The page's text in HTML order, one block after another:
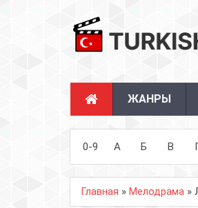
ЖАНРЫ
0-9 А Б В
Главная » Мелодрама »